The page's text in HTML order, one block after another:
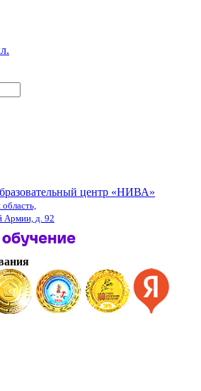
центр «НИВА»
Армии, д. 92